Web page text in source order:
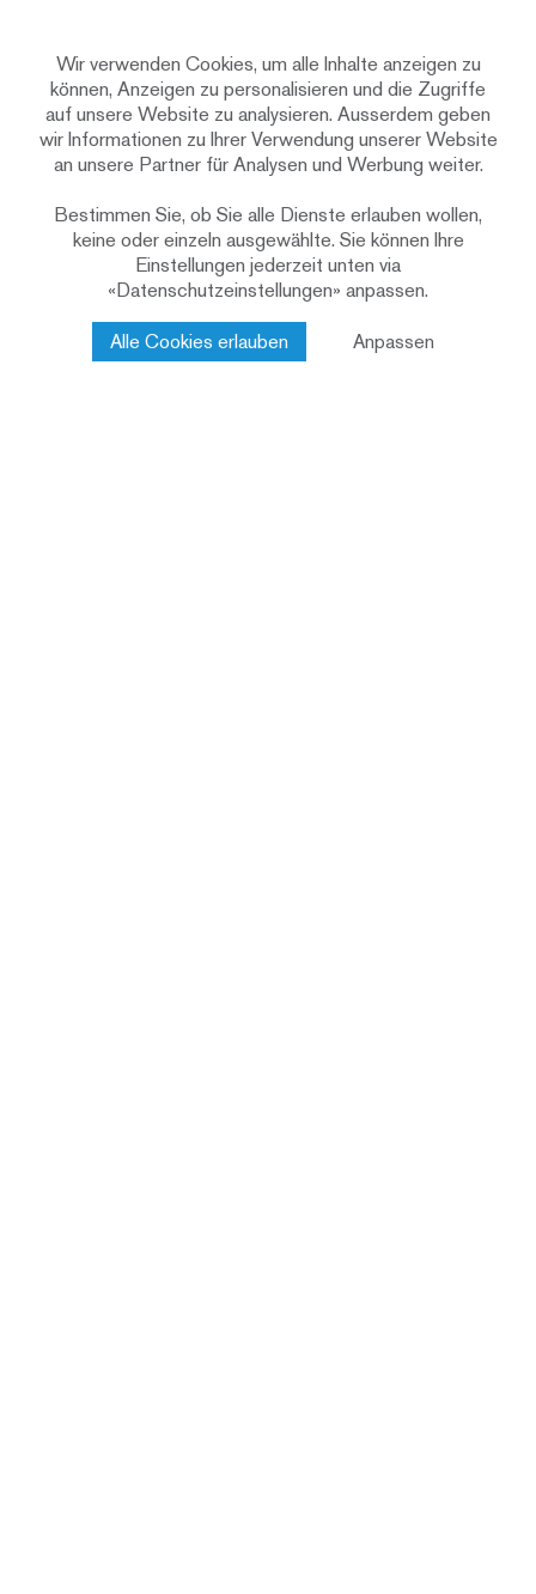
Wir verwenden Cookies, um alle Inhalte anzeigen zu
können, Anzeigen zu personalisieren und die Zugriffe
auf unsere Website zu analysieren. Ausserdem geben
wir Informationen zu Ihrer Verwendung unserer Website
an unsere Partner für Analysen und Werbung weiter.
Bestimmen Sie, ob Sie alle Dienste erlauben wollen,
keine oder einzeln ausgewählte. Sie können Ihre
Einstellungen jederzeit unten via
«Datenschutzeinstellungen» anpassen.
Alle Cookies erlauben Anpassen